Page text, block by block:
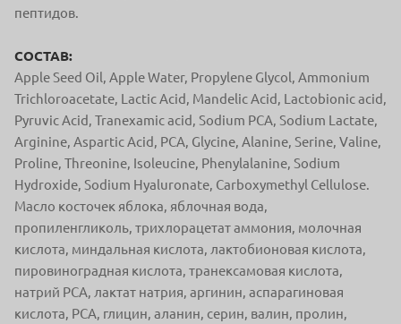
пептидов.
СОСТАВ:
Apple Seed Oil, Apple Water, Propylene Glycol, Ammonium
Trichloroacetate, Lactic Acid, Mandelic Acid, Lactobionic acid,
Pyruvic Acid, Tranexamic acid, Sodium PCA, Sodium Lactate,
Arginine, Aspartic Acid, PCA, Glycine, Alanine, Serine, Valine,
Proline, Threonine, Isoleucine, Phenylalanine, Sodium
Hydroxide, Sodium Hyaluronate, Carboxymethyl Cellulose.
Масло косточек яблока, яблочная вода,
пропиленгликоль, трихлорацетат аммония, молочная
кислота, миндальная кислота, лактобионовая кислота,
пировиноградная кислота, транексамовая кислота,
натрий PCA, лактат натрия, аргинин, аспарагиновая
кислота, PCA, глицин, аланин, серин, валин, пролин,